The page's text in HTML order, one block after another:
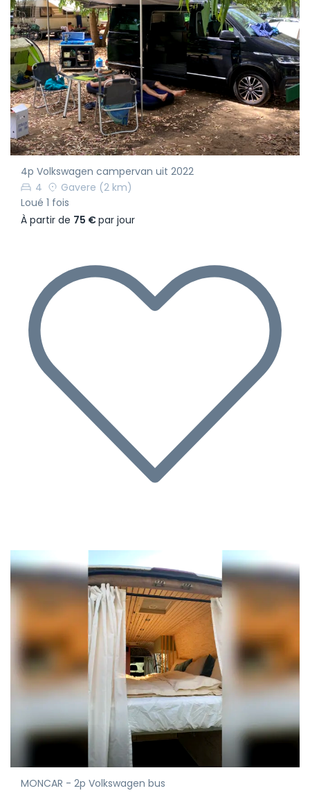
4p Volkswagen campervan uit 2022
4
Gavere (2 km)
Loué 1 fois
À partir de 75 €par jour
MONCAR - 2p Volkswagen bus